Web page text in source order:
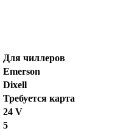
Для чиллеров
Emerson
Dixell
Требуется карта
24 V
5